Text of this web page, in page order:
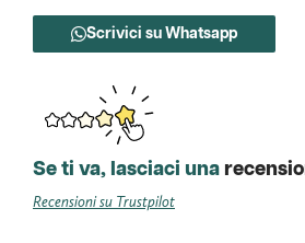
Scrivici su Whatsapp
Se ti va, lasciaci una
Recensioni su Trustpilot